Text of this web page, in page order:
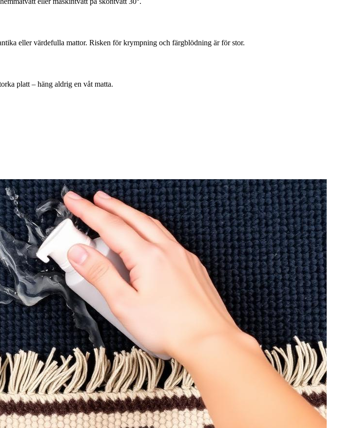
eller värdefulla mattor. Risken för krympning och färgblödning är för stor.
platt – häng aldrig en våt matta.